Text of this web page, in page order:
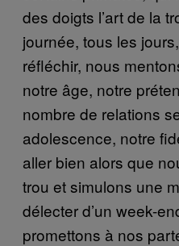
des doigts l’art de la
journée, tous les
réfléchir, nous
notre âge, notre
nombre de relations
adolescence, notre
aller bien alors que
trou et simulons une
délecter d’un week-
promettons à nos